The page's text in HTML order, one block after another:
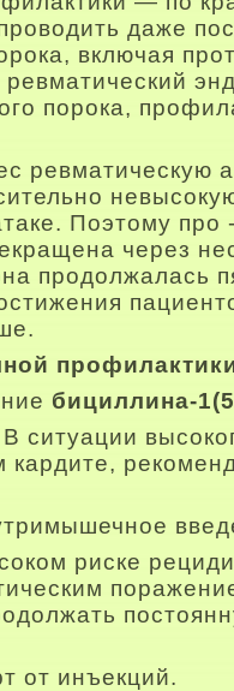
даже
включая
порока,
ревматическую
Поэтому про
через
продолжалась
бициллина-
ситуации
риске
от инъекций.